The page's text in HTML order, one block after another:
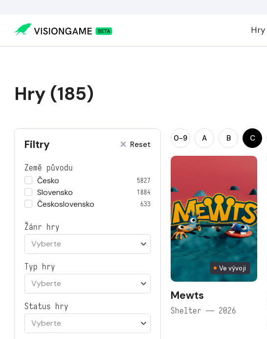
Hry
Hry (185)
Filtry Reset
Země původu
Česko
5827
Slovensko 1884
Československo 633
Žánr hry
Vyberte
Typ hry
Vyberte
Status hry
Vyberte
0-9 A B C
Ve vývoji
Mewts
Shelter — 2026